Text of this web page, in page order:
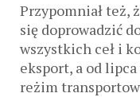
Przypomniał też,
się doprowadzić
wszystkich ceł i
eksport, a od
reżim